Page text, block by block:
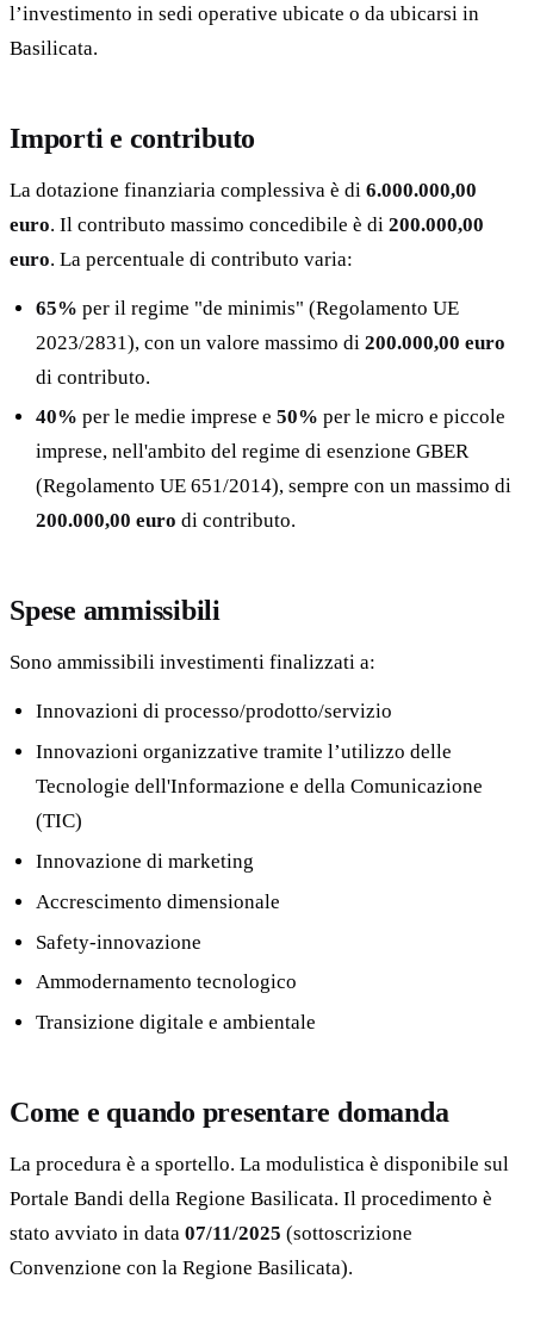
l’investimento in sedi operative ubicate o da ubicarsi in
Basilicata.
Importi e contributo
La dotazione finanziaria complessiva è di 6.000.000,00
euro. Il contributo massimo concedibile è di 200.000,00
euro. La percentuale di contributo varia:
65% per il regime "de minimis" (Regolamento UE
2023/2831), con un valore massimo di200.000,00 euro
di contributo.
40% per le medie imprese e50% per le micro e piccole
imprese, nell'ambito del regime di esenzione GBER
(Regolamento UE 651/2014), sempre con un massimo di
200.000,00 euro di contributo.
Spese ammissibili
Sono ammissibili investimenti finalizzati a:
Innovazioni di processo/prodotto/servizio
Innovazioni organizzative tramite l’utilizzo delle
Tecnologie dell'Informazione e della Comunicazione
(TIC)
Innovazione di marketing
Accrescimento dimensionale
Safety-innovazione
Ammodernamento tecnologico
Transizione digitale e ambientale
Come e quando presentare domanda
La procedura è a sportello. La modulistica è disponibile sul
Portale Bandi della Regione Basilicata. Il procedimento è
stato avviato in data 07/11/2025 (sottoscrizione
Convenzione con la Regione Basilicata).